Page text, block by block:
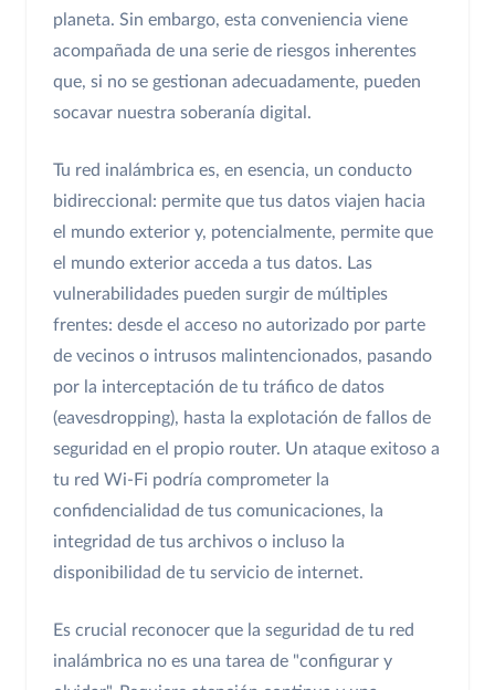
planeta. Sin embargo, esta conveniencia viene
acompañada de una serie de riesgos inherentes
que, si no se gestionan adecuadamente, pueden
socavar nuestra soberanía digital.
Tu red inalámbrica es, en esencia, un conducto
bidireccional: permite que tus datos viajen hacia
el mundo exterior y, potencialmente, permite que
el mundo exterior acceda a tus datos. Las
vulnerabilidades pueden surgir de múltiples
frentes: desde el acceso no autorizado por parte
de vecinos o intrusos malintencionados, pasando
por la interceptación de tu tráfico de datos
(eavesdropping), hasta la explotación de fallos de
seguridad en el propio router. Un ataque exitoso a
tu red Wi-Fi podría comprometer la
confidencialidad de tus comunicaciones, la
integridad de tus archivos o incluso la
disponibilidad de tu servicio de internet.
Es crucial reconocer que la seguridad de tu red
inalámbrica no es una tarea de "configurar y